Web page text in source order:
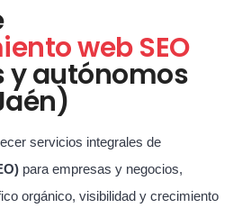
web SEO
y autónomos
servicios integrales de
para empresas y negocios,
orgánico, visibilidad y crecimiento